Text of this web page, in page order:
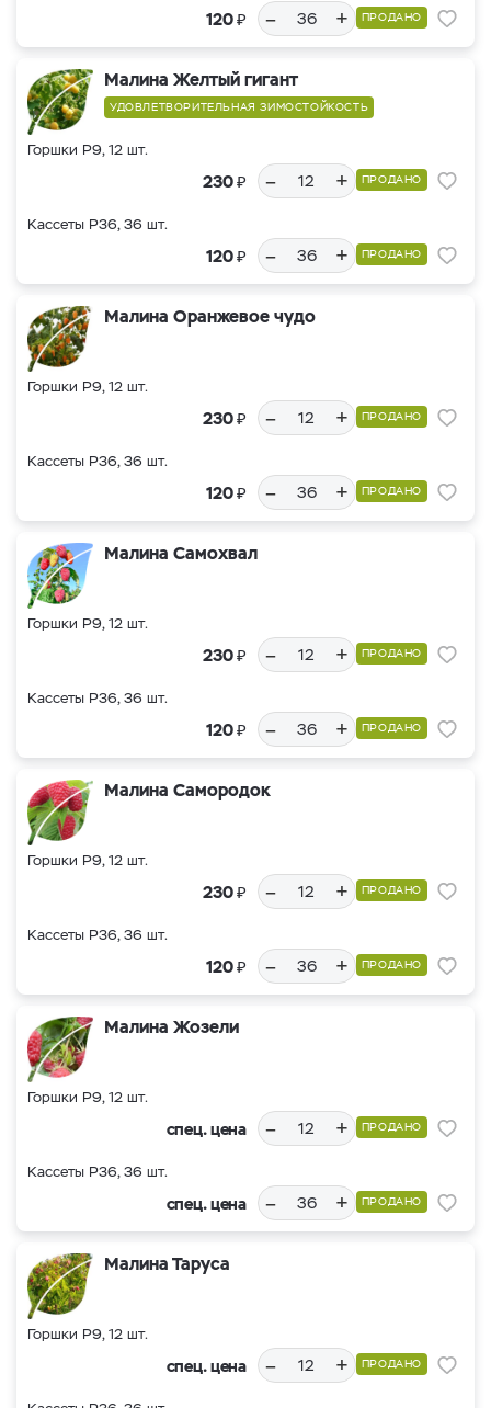
120₽ – + ПРОДАНО
Малина Желтый гигант
УДОВЛЕТВОРИТЕЛЬНАЯ ЗИМОСТОЙКОСТЬ
Горшки Р9, 12 шт.
230₽ – + ПРОДАНО
Кассеты Р36, 36 шт.
120₽ – + ПРОДАНО
Малина Оранжевое чудо
Горшки Р9, 12 шт.
230₽ – + ПРОДАНО
Кассеты Р36, 36 шт.
120₽ – + ПРОДАНО
Малина Самохвал
Горшки Р9, 12 шт.
230₽ – + ПРОДАНО
Кассеты Р36, 36 шт.
120₽ – + ПРОДАНО
Малина Самородок
Горшки Р9, 12 шт.
230₽ – + ПРОДАНО
Кассеты Р36, 36 шт.
120₽ – + ПРОДАНО
Малина Жозели
Горшки Р9, 12 шт.
спец. цена – + ПРОДАНО
Кассеты Р36, 36 шт.
спец. цена – + ПРОДАНО
Малина Таруса
Горшки Р9, 12 шт.
спец. цена – + ПРОДАНО